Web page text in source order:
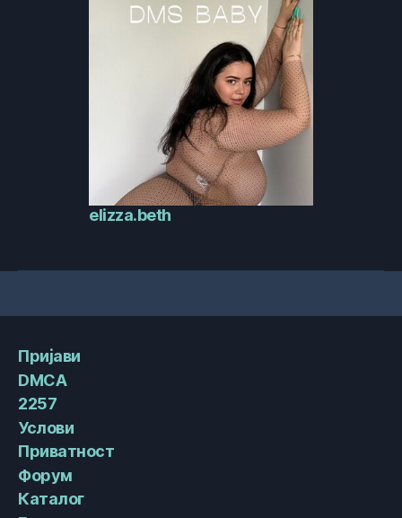
elizza.beth
Пријави
DMCA
2257
Услови
Приватност
Форум
Каталог